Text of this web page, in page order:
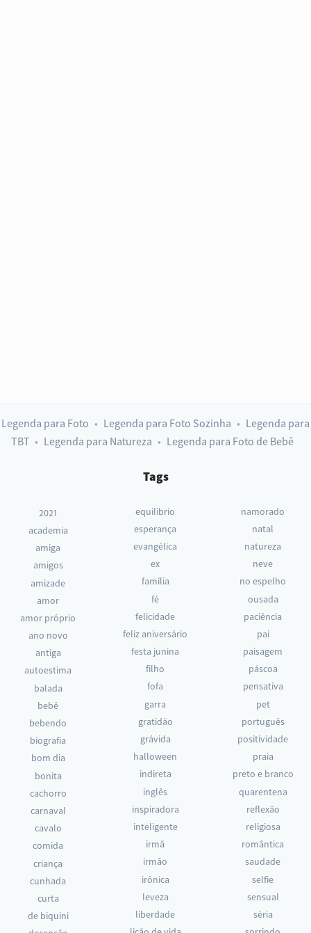
Legenda para Foto Legenda para Foto Sozinha
Legenda para
TBT
Legenda para Natureza Legenda para Foto de Bebê
Tags
2021
academia
amiga
amigos
amizade
amor
amor próprio
ano novo
antiga
autoestima
balada
bebê
bebendo
biografia
bom dia
bonita
cachorro
carnaval
cavalo
comida
criança
cunhada
curta
de biquini
equilíbrio
esperança
evangélica
ex
família
fé
felicidade
feliz aniversário
festa junina
filho
fofa
garra
gratidão
grávida
halloween
indireta
inglês
inspiradora
inteligente
irmã
irmão
irônica
leveza
liberdade
namorado
natal
natureza
neve
no espelho
ousada
paciência
pai
paisagem
páscoa
pensativa
pet
português
positividade
praia
preto e branco
quarentena
reflexão
religiosa
romântica
saudade
selfie
sensual
séria